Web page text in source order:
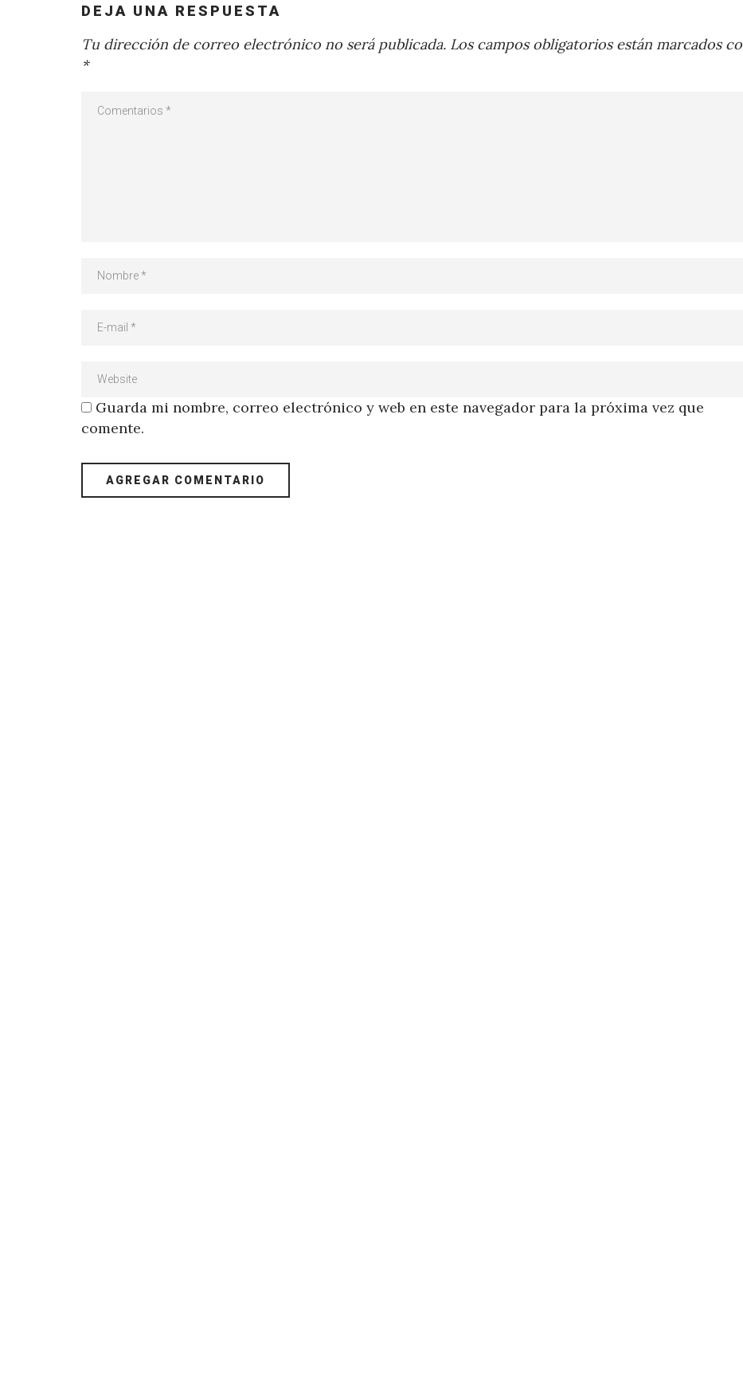
DEJA UNA RESPUESTA
Tu dirección de correo electrónico no será publicada. Los campos obligatorios están marcados
*
Guarda mi nombre, correo electrónico y web en este navegador para la próxima vez que
comente.